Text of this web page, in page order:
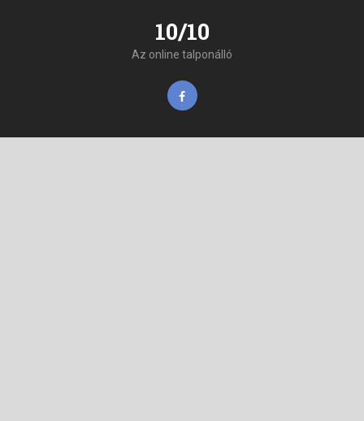
10/10
Az online talponálló